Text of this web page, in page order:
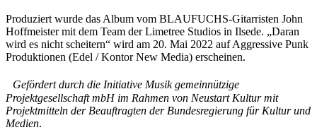
Produziert wurde das Album vom BLAUFUCHS-Gitarristen John
Hoffmeister mit dem Team der Limetree Studios in Ilsede. „Daran
wird es nicht scheitern“ wird am 20. Mai 2022 auf Aggressive Punk
Produktionen (Edel / Kontor New Media) erscheinen.
Gefördert durch die Initiative Musik gemeinnützige
Projektgesellschaft mbH im Rahmen von Neustart Kultur mit
Projektmitteln der Beauftragten der Bundesregierung für Kultur und
Medien.